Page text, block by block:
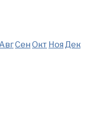
Сен Окт Ноя Дек